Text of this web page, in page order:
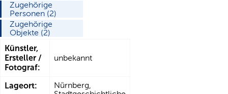
Zugehörige
Personen (2)
Zugehörige
Objekte (2)
Künstler,
Ersteller /
Fotograf:
unbekannt
Lageort:
Nürnberg,